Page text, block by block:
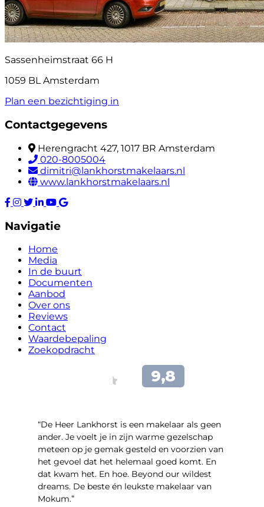
Sassenheimstraat 66 H
1059 BL Amsterdam
Plan een bezichtiging in
Contactgegevens
Herengracht 427, 1017 BR Amsterdam
020-8005004
dimitri@lankhorstmakelaars.nl
www.lankhorstmakelaars.nl
Navigatie
Home
Media
In de buurt
Documenten
Aanbod
Over ons
Reviews
Contact
Waardebepaling
Zoekopdracht
“De Heer Lankhorst is een makelaar als geen
ander. Je voelt je in zijn warme gezelschap
meteen op je gemak gesteld en voorzien van
het gevoel dat het helemaal goed komt. En
dat kwam het. En hoe. Beyond our wildest
dreams. De beste én leukste makelaar van
Mokum.”